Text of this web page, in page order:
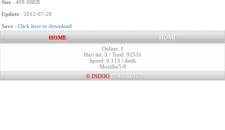
Size : 409.48KB
Update : 2012-07-28
Save : Click here to download
HOME
HOME
Online: 1
Hari ini: 3 / Total: 92531
Speed: 0.113 / detik
Mozilla/5.0
© INDOO 07-06-2012